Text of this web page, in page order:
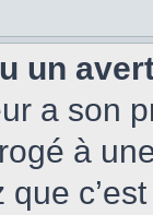
un
a son
à